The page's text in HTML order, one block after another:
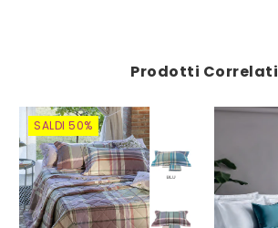
Prodotti Correlati
SALDI 50%